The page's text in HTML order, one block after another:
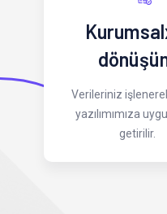
Verileriniz
yazılımımıza
getirilir.